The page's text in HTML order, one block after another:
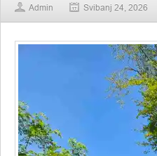
Admin Svibanj 24, 2026